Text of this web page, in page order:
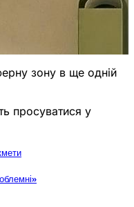
зону в ще одній
просуватися у